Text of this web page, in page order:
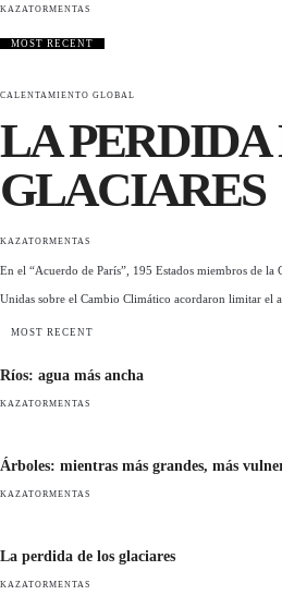
KAZATORMENTAS
MOST RECENT
CALENTAMIENTO GLOBAL
LA PERDIDA
GLACIARES
KAZATORMENTAS
En el “Acuerdo de París”, 195 Estados miembros de la
Unidas sobre el Cambio Climático acordaron limitar el
MOST RECENT
Ríos: agua más ancha
KAZATORMENTAS
Árboles: mientras más grandes, más
KAZATORMENTAS
La perdida de los glaciares
KAZATORMENTAS